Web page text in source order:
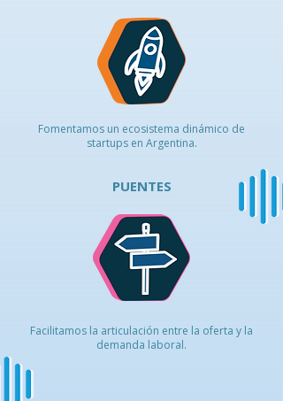
Fomentamos un ecosistema dinámico de
startups en Argentina.
PUENTES
Facilitamos la articulación entre la oferta y la
demanda laboral.